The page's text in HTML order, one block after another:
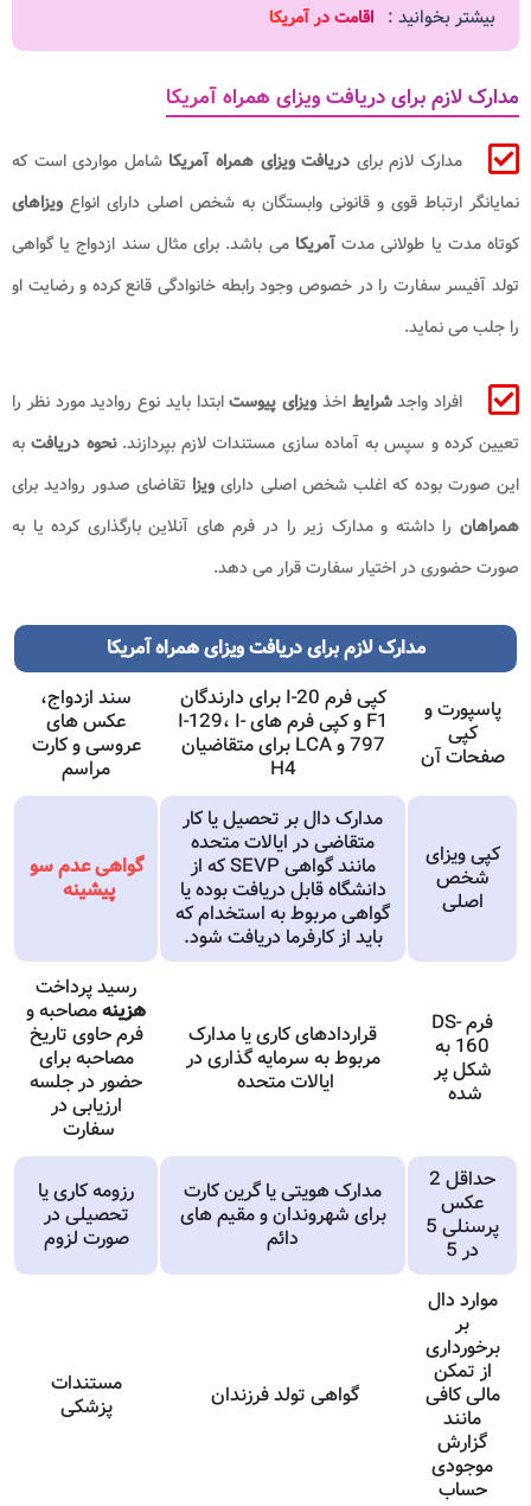
بیشتر بخوانید : اقامت در آمریکا
مدارک لازم برای دریافت ویزای همراه آمریکا
مدارک لازم برای دریافت ویزای همراه آمریکا شامل مواردی است که
نمایانگر ارتباط قوی و قانونی وابستگان به شخص اصلی دارای انواع ویزاهای
کوتاه مدت یا طولانی مدتآمریکامی باشد. برای مثال سند ازدواج یا گواهی
تولد آفیسر سفارت را در خصوص وجود رابطه خانوادگی قانع کرده و رضایت او
را جلب می نماید.
افراد واجدشرایطاخذ ویزای پیوستابتدا باید نوع روادید مورد نظر را
تعیین کرده و سپس به آماده سازی مستندات لازم بپردازند.نحوه دریافتبه
این صورت بوده که اغلب شخص اصلی دارای ویزا تقاضای صدور روادید برای
همراهان را داشته و مدارک زیر را در فرم های آنلاین بارگذاری کرده یا به
صورت حضوری در اختیار سفارت قرار می دهد.
مدارک لازم برای دریافت ویزای همراه آمریکا
پاسپورت و
کپی
صفحات آن
کپی فرم I-20 برای دارندگان
F1 و کپی فرم های I-129، I-
797 و LCA برای متقاضیان
H4
سند ازدواج،
عکس های
عروسی و کارت
مراسم
کپی ویزای
شخص
اصلی
مدارک دال بر تحصیل یا کار
متقاضی در ایالات متحده
مانند گواهی SEVP که از
دانشگاه قابل دریافت بوده یا
گواهی مربوط به استخدام که
باید از کارفرما دریافت شود.
گواهی عدم سو
پیشینه
فرم DS-
160 به
شکل پر
شده
قراردادهای کاری یا مدارک
مربوط به سرمایه گذاری در
ایالات متحده
رسید پرداخت
هزینهمصاحبه و
فرم حاوی تاریخ
مصاحبه برای
حضور در جلسه
ارزیابی در
سفارت
حداقل 2
عکس
پرسنلی 5
در 5
مدارک هویتی یا گرین کارت
برای شهروندان و مقیم های
دائم
رزومه کاری یا
تحصیلی در
صورت لزوم
موارد دال
بر
برخورداری
از تمکن
مالی کافی
مانند
گزارش
موجودی
حساب
گواهی تولد فرزندان
مستندات
پزشکی